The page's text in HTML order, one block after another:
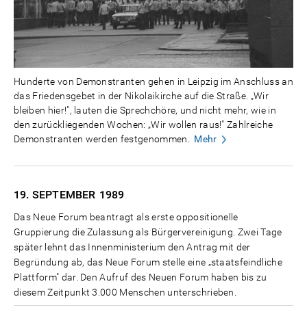
Hunderte von Demonstranten gehen in Leipzig im Anschluss an
das Friedensgebet in der Nikolaikirche auf die Straße. „Wir
bleiben hier!", lauten die Sprechchöre, und nicht mehr, wie in
den zurückliegenden Wochen: „Wir wollen raus!" Zahlreiche
Demonstranten werden festgenommen. Mehr
19. SEPTEMBER 1989
Das Neue Forum beantragt als erste oppositionelle
Gruppierung die Zulassung als Bürgervereinigung. Zwei Tage
später lehnt das Innenministerium den Antrag mit der
Begründung ab, das Neue Forum stelle eine „staatsfeindliche
Plattform" dar. Den Aufruf des Neuen Forum haben bis zu
diesem Zeitpunkt 3.000 Menschen unterschrieben.